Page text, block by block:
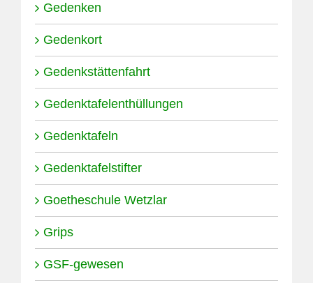
Gedenken
Gedenkort
Gedenkstättenfahrt
Gedenktafelenthüllungen
Gedenktafeln
Gedenktafelstifter
Goetheschule Wetzlar
Grips
GSF-gewesen